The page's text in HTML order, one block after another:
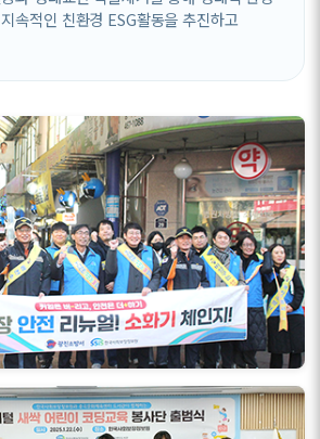
속적인 친환경 ESG활동을 추진하고